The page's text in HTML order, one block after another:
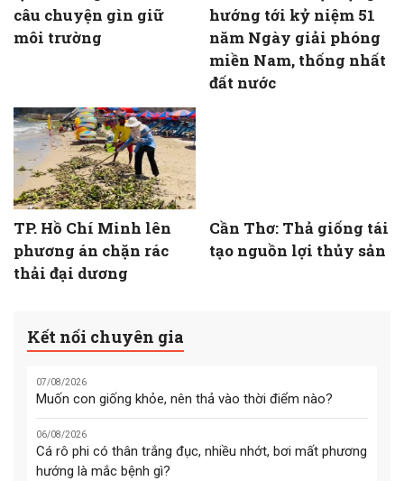
câu chuyện gìn giữ
môi trường
hướng tới kỷ niệm 51
năm Ngày giải phóng
miền Nam, thống nhất
đất nước
TP. Hồ Chí Minh lên
phương án chặn rác
thải đại dương
Cần Thơ: Thả giống tái
tạo nguồn lợi thủy sản
Kết nối chuyên gia
07/08/2026
Muốn con giống khỏe, nên thả vào thời điểm nào?
06/08/2026
Cá rô phi có thân trắng đục, nhiều nhớt, bơi mất phương
hướng là mắc bệnh gì?